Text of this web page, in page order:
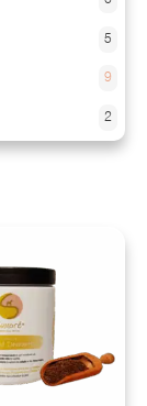
5
9
2